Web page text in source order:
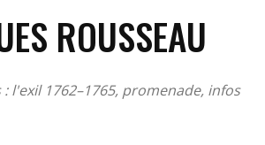
ROUSSEAU
: l'exil 1762–1765, promenade, infos